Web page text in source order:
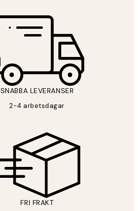
SNABBA LEVERANSER
2-4 arbetsdagar
FRI FRAKT